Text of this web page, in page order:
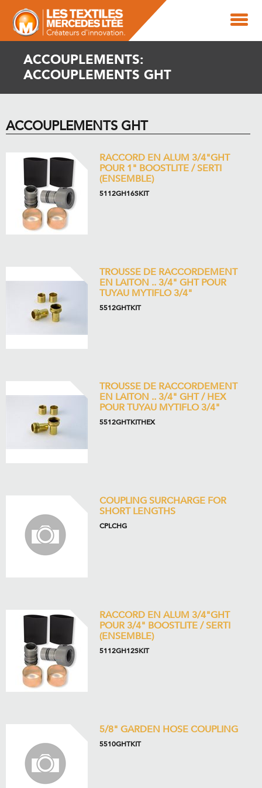
ACCOUPLEMENTS:
ACCOUPLEMENTS GHT
ACCOUPLEMENTS GHT
RACCORD EN ALUM 3/4"GHT
POUR 1" BOOSTLITE / SERTI
(ENSEMBLE)
5112GH16SKIT
TROUSSE DE RACCORDEMENT
EN LAITON .. 3/4" GHT POUR
TUYAU MYTIFLO 3/4"
5512GHTKIT
TROUSSE DE RACCORDEMENT
EN LAITON .. 3/4" GHT / HEX
POUR TUYAU MYTIFLO 3/4"
5512GHTKITHEX
COUPLING SURCHARGE FOR
SHORT LENGTHS
CPLCHG
RACCORD EN ALUM 3/4"GHT
POUR 3/4" BOOSTLITE / SERTI
(ENSEMBLE)
5112GH12SKIT
5/8" GARDEN HOSE COUPLING
5510GHTKIT